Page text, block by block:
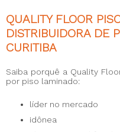
QUALITY FLOOR
DISTRIBUIDORA DE
CURITIBA
Saiba porquê a Quality
por piso laminado:
líder no mercado
idônea